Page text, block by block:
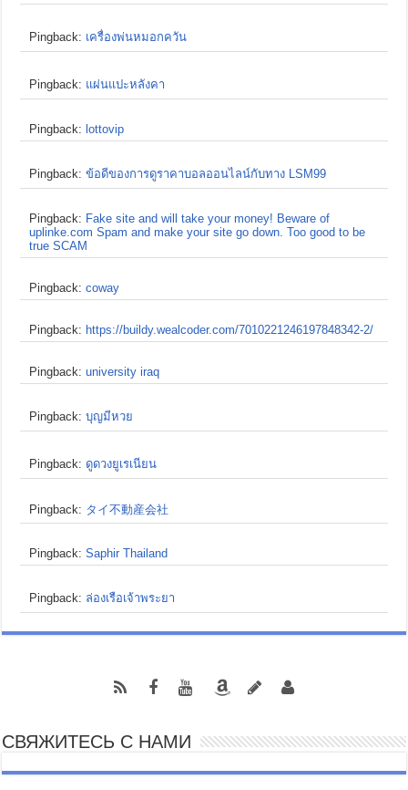
Pingback: เครื่องพ่นหมอกควัน
Pingback: แผ่นแปะหลังคา
Pingback: lottovip
Pingback:ข้อดีของการดูราคาบอลออนไลน์กับทาง LSM99
Pingback: Fake site and will take your money! Beware of
uplinke.com Spam and make your site go down. Too good to be
true SCAM
Pingback:coway
Pingback: https://buildy.wealcoder.com/7010221246197848342-2/
Pingback:university iraq
Pingback:บุญมีหวย
Pingback: ดูดวงยูเรเนียน
Pingback: タイ不動産会社
Pingback:Saphir Thailand
Pingback: ล่องเรือเจ้าพระยา
СВЯЖИТЕСЬ С НАМИ